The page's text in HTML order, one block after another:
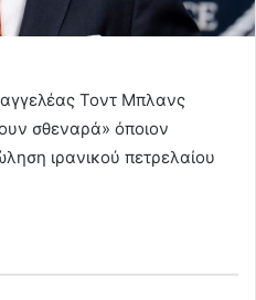
Τοντ Μπλανς
σθεναρά» όποιον
ιρανικού πετρελαίου